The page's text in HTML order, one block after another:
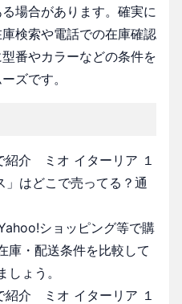
場合があります。確実に
検索や電話での在庫確認
番やカラーなどの条件を
ズです。
紹介 ミオ イターリア １
」はどこで売ってる？通
ショッピング等で購
庫・配送条件を比較して
ょう。
紹介 ミオ イターリア １